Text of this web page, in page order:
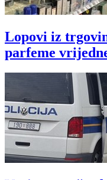
Lopovi iz
parfeme